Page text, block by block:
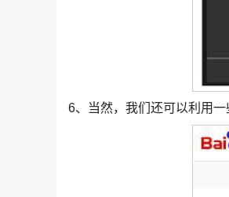
6、当然，我们还可以利用